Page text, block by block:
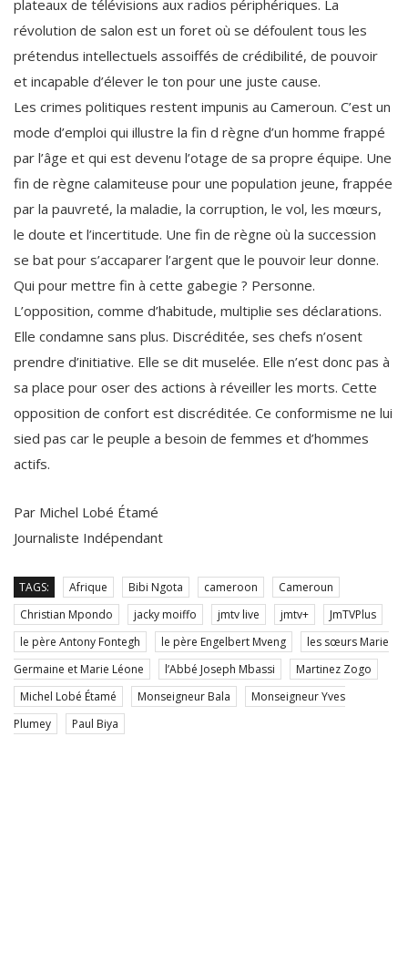
révolution de salon est un foret où se défoulent tous les
prétendus intellectuels assoiffés de crédibilité, de pouvoir
et incapable d’élever le ton pour une juste cause.
Les crimes politiques restent impunis au Cameroun. C’est un
mode d’emploi qui illustre la fin d règne d’un homme frappé
par l’âge et qui est devenu l’otage de sa propre équipe. Une
fin de règne calamiteuse pour une population jeune, frappée
par la pauvreté, la maladie, la corruption, le vol, les mœurs,
le doute et l’incertitude. Une fin de règne où la succession
se bat pour s’accaparer l’argent que le pouvoir leur donne.
Qui pour mettre fin à cette gabegie ? Personne.
L’opposition, comme d’habitude, multiplie ses déclarations.
Elle condamne sans plus. Discréditée, ses chefs n’osent
prendre d’initiative. Elle se dit muselée. Elle n’est donc pas à
sa place pour oser des actions à réveiller les morts. Cette
opposition de confort est discréditée. Ce conformisme ne lui
sied pas car le peuple a besoin de femmes et d’hommes
actifs.
Journaliste Indépendant
Christian Mpondo
jacky moiffo jmtv live jmtv+
JmTVPlus
le père Antony Fontegh
le père Engelbert Mveng
les sœurs Marie
Germaine et Marie Léone
l’Abbé Joseph Mbassi
Martinez Zogo
Michel Lobé Étamé
Monseigneur Bala
Monseigneur Yves
Plumey
Paul Biya